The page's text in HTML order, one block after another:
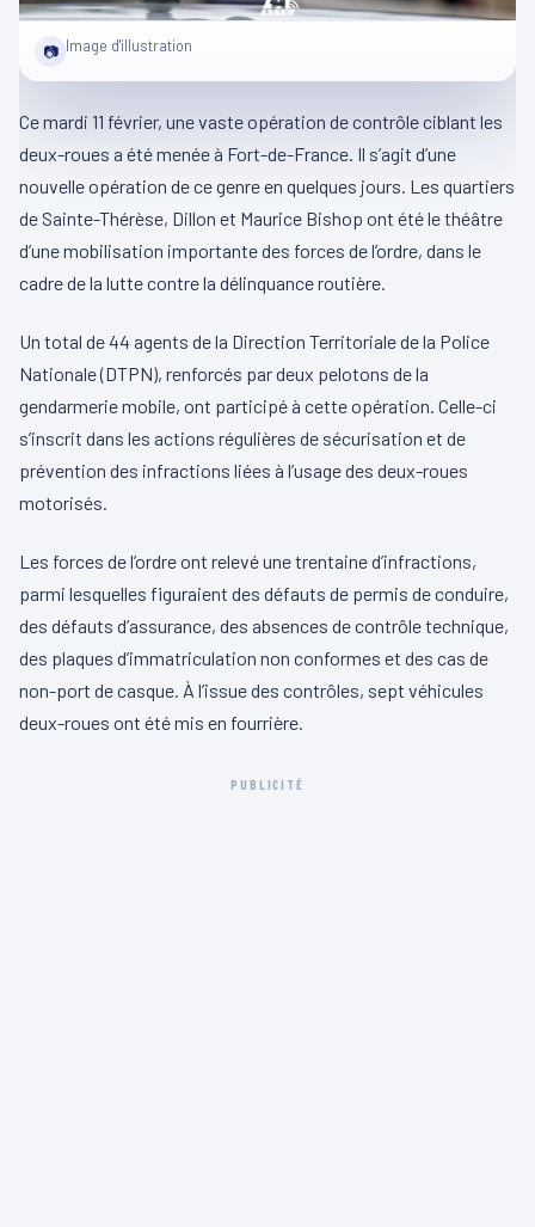
📷 Image d'illustration
Ce mardi 11 février, une vaste opération de contrôle ciblant les
deux-roues a été menée à Fort-de-France. Il s’agit d’une
nouvelle opération de ce genre en quelques jours. Les quartiers
de Sainte-Thérèse, Dillon et Maurice Bishop ont été le théâtre
d’une mobilisation importante des forces de l’ordre, dans le
cadre de la lutte contre la délinquance routière.
Un total de 44 agents de la Direction Territoriale de la Police
Nationale (DTPN), renforcés par deux pelotons de la
gendarmerie mobile, ont participé à cette opération. Celle-ci
s’inscrit dans les actions régulières de sécurisation et de
prévention des infractions liées à l’usage des deux-roues
motorisés.
Les forces de l’ordre ont relevé une trentaine d’infractions,
parmi lesquelles figuraient des défauts de permis de conduire,
des défauts d’assurance, des absences de contrôle technique,
des plaques d’immatriculation non conformes et des cas de
non-port de casque. À l’issue des contrôles, sept véhicules
deux-roues ont été mis en fourrière.
PUBLICITÉ